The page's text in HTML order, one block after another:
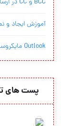
BCC و CC در ارسال ایمیل چیست؟...
آموزش ایجاد و
Outlook مایکروسافت با Drive گوگل سازگ...
پست های